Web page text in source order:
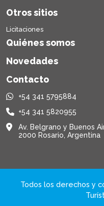
Otros sitios
Licitaciones
Quiénes somos
Novedades
Contacto
+54 341 5795884
+54 341 5820955
Av. Belgrano y Buenos
2000 Rosario, Argentina
Todos los derechos y